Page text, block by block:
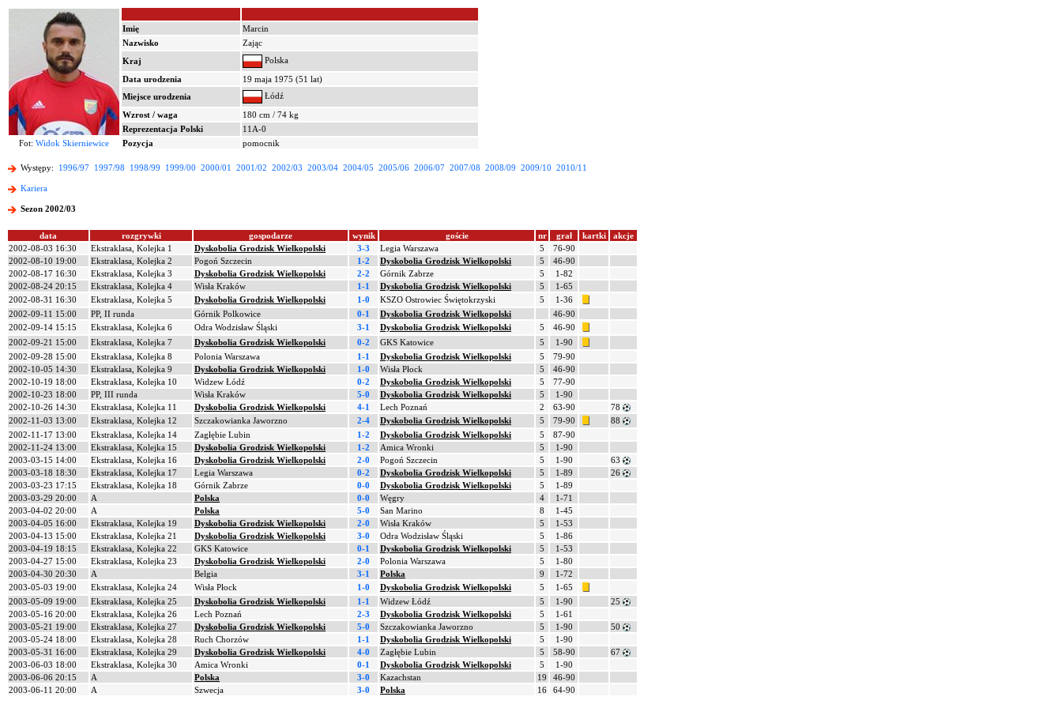
Imię
Marcin
Nazwisko
Zając
Kraj
Polska
Data urodzenia
19 maja 1975 (51 lat)
Miejsce urodzenia
Łódź
Wzrost / waga
180 cm / 74 kg
Reprezentacja Polski
11A-0
Fot: Widok Skierniewice Pozycja pomocnik
Występy: 1996/97 1997/98 1998/99 1999/00 2000/01 2001/02 2002/03 2003/04 2004/05 2005/06 2006/07 2007/08 2008/09 2009/10 2010/11
Kariera
Sezon 2002/03
data rozgrywki gospodarze wynik goście nr grał kartki
akcje
2002-08-03 16:30
Ekstraklasa, Kolejka 1 Dyskobolia Grodzisk Wielkopolski 3-3 Legia Warszawa 5
76-90
2002-08-10 19:00
Ekstraklasa, Kolejka 2 Pogoń Szczecin 1-2 Dyskobolia Grodzisk Wielkopolski 5
46-90
2002-08-17 16:30
Ekstraklasa, Kolejka 3 Dyskobolia Grodzisk Wielkopolski 2-2 Górnik Zabrze 5
1-82
2002-08-24 20:15
Ekstraklasa, Kolejka 4 Wisła Kraków 1-1 Dyskobolia Grodzisk Wielkopolski 5
1-65
2002-08-31 16:30
Ekstraklasa, Kolejka 5 Dyskobolia Grodzisk Wielkopolski 1-0 KSZO Ostrowiec Świętokrzyski 5
1-36
2002-09-11 15:00
PP, II runda Górnik Polkowice 0-1 Dyskobolia Grodzisk Wielkopolski
46-90
2002-09-14 15:15
Ekstraklasa, Kolejka 6 Odra Wodzisław Śląski 3-1 Dyskobolia Grodzisk Wielkopolski 5
46-90
2002-09-21 15:00
Ekstraklasa, Kolejka 7 Dyskobolia Grodzisk Wielkopolski 0-2 GKS Katowice 5
1-90
2002-09-28 15:00
Ekstraklasa, Kolejka 8 Polonia Warszawa 1-1 Dyskobolia Grodzisk Wielkopolski 5
79-90
2002-10-05 14:30
Ekstraklasa, Kolejka 9 Dyskobolia Grodzisk Wielkopolski 1-0 Wisła Płock 5
46-90
2002-10-19 18:00
Ekstraklasa, Kolejka 10 Widzew Łódź 0-2 Dyskobolia Grodzisk Wielkopolski 5
77-90
2002-10-23 18:00
PP, III runda Wisła Kraków 5-0 Dyskobolia Grodzisk Wielkopolski 5
1-90
2002-10-26 14:30
Ekstraklasa, Kolejka 11 Dyskobolia Grodzisk Wielkopolski 4-1 Lech Poznań 2 63-90
78
2002-11-03 13:00
Ekstraklasa, Kolejka 12 Szczakowianka Jaworzno 2-4 Dyskobolia Grodzisk Wielkopolski 5 79-90
88
2002-11-17 13:00
Ekstraklasa, Kolejka 14 Zagłębie Lubin 1-2 Dyskobolia Grodzisk Wielkopolski 5
87-90
2002-11-24 13:00
Ekstraklasa, Kolejka 15 Dyskobolia Grodzisk Wielkopolski 1-2 Amica Wronki 5
1-90
2003-03-15 14:00
Ekstraklasa, Kolejka 16 Dyskobolia Grodzisk Wielkopolski 2-0 Pogoń Szczecin 5 1-90
63
2003-03-18 18:30
Ekstraklasa, Kolejka 17 Legia Warszawa 0-2 Dyskobolia Grodzisk Wielkopolski 5 1-89
26
2003-03-23 17:15
Ekstraklasa, Kolejka 18 Górnik Zabrze 0-0 Dyskobolia Grodzisk Wielkopolski 5
1-89
2003-03-29 20:00
A Polska 0-0 Węgry 4
1-71
2003-04-02 20:00
A Polska 5-0 San Marino 8
1-45
2003-04-05 16:00
Ekstraklasa, Kolejka 19 Dyskobolia Grodzisk Wielkopolski 2-0 Wisła Kraków 5
1-53
2003-04-13 15:00
Ekstraklasa, Kolejka 21 Dyskobolia Grodzisk Wielkopolski 3-0 Odra Wodzisław Śląski 5
1-86
2003-04-19 18:15
Ekstraklasa, Kolejka 22 GKS Katowice 0-1 Dyskobolia Grodzisk Wielkopolski 5
1-53
2003-04-27 15:00
Ekstraklasa, Kolejka 23 Dyskobolia Grodzisk Wielkopolski 2-0 Polonia Warszawa 5
1-80
2003-04-30 20:30
A Belgia 3-1 Polska 9
1-72
2003-05-03 19:00
Ekstraklasa, Kolejka 24 Wisła Płock 1-0 Dyskobolia Grodzisk Wielkopolski 5
1-65
2003-05-09 19:00
Ekstraklasa, Kolejka 25 Dyskobolia Grodzisk Wielkopolski 1-1 Widzew Łódź 5 1-90
25
2003-05-16 20:00
Ekstraklasa, Kolejka 26 Lech Poznań 2-3 Dyskobolia Grodzisk Wielkopolski 5
1-61
2003-05-21 19:00
Ekstraklasa, Kolejka 27 Dyskobolia Grodzisk Wielkopolski 5-0 Szczakowianka Jaworzno 5 1-90
50
2003-05-24 18:00
Ekstraklasa, Kolejka 28 Ruch Chorzów 1-1 Dyskobolia Grodzisk Wielkopolski 5
1-90
2003-05-31 16:00
Ekstraklasa, Kolejka 29 Dyskobolia Grodzisk Wielkopolski 4-0 Zagłębie Lubin 5 58-90
67
2003-06-03 18:00
Ekstraklasa, Kolejka 30 Amica Wronki 0-1 Dyskobolia Grodzisk Wielkopolski 5
1-90
2003-06-06 20:15
A Polska 3-0 Kazachstan 19
46-90
2003-06-11 20:00
A Szwecja 3-0 Polska 16 64-90